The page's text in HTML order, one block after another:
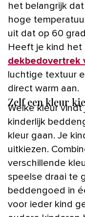
het belangrijk
hoge
uit dat op 60
Heeft je kind het
dekbedovertrek
luchtige textuur
direct warm aan.
Zelf een kleur
Welke kleur vindt
kinderlijk
kleur gaan. Je
uitkiezen.
verschillende
speelse draai te
beddengoed in
voor ieder kind